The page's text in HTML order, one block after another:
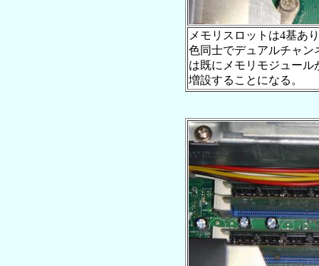
メモリスロットは4基あ
色同士でデュアルチャン
は既にメモリモジュー
増設することになる。